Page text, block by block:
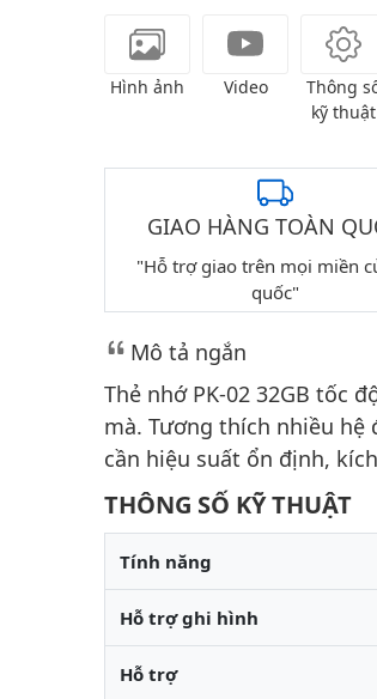
Hình ảnh Video
Thông
kỹ thuật
GIAO HÀNG TOÀN
"Hỗ trợ giao trên mọi miền
quốc"
Mô tả ngắn
Thẻ nhớ PK-02 32GB tốc
mà. Tương thích nhiều
cần hiệu suất ổn định,
THÔNG SỐ KỸ THUẬT
Tính năng
Hỗ trợ ghi hình
Hỗ trợ